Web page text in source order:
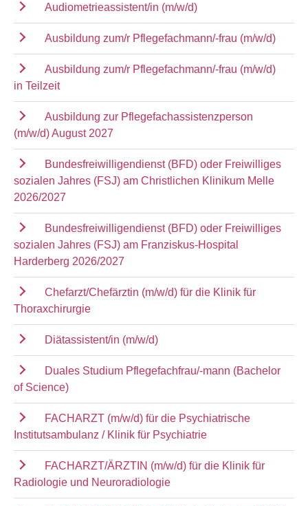
Audiometrieassistent/in (m/w/d)
Ausbildung zum/r Pflegefachmann/-frau (m/w/d)
Ausbildung zum/r Pflegefachmann/-frau (m/w/d)
in Teilzeit
Ausbildung zur Pflegefachassistenzperson
(m/w/d) August 2027
Bundesfreiwilligendienst (BFD) oder Freiwilliges
sozialen Jahres (FSJ) am Christlichen Klinikum Melle
2026/2027
Bundesfreiwilligendienst (BFD) oder Freiwilliges
sozialen Jahres (FSJ) am Franziskus-Hospital
Harderberg 2026/2027
Chefarzt/Chefärztin (m/w/d) für die Klinik für
Thoraxchirurgie
Diätassistent/in (m/w/d)
Duales Studium Pflegefachfrau/-mann (Bachelor
of Science)
FACHARZT (m/w/d) für die Psychiatrische
Institutsambulanz / Klinik für Psychiatrie
FACHARZT/ÄRZTIN (m/w/d) für die Klinik für
Radiologie und Neuroradiologie